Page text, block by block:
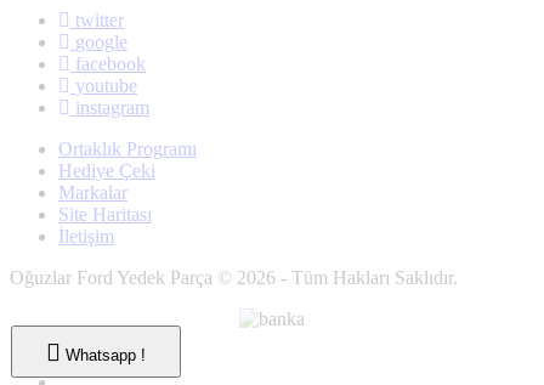
Whatsapp !
twitter
google
facebook
youtube
instagram
Ortaklık Programı
Hediye Çeki
Markalar
Site Haritası
İletişim
Oğuzlar Ford Yedek Parça © 2026 - Tüm Hakları Saklıdır.